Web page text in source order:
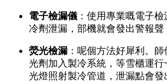
電子檢漏儀 ：使用專業嘅電子
冷劑泄漏，部機就會發出警報聲
熒光檢漏 ：呢個方法好犀利。
光劑加入製冷系統，等雪櫃運
光燈照射製冷管道，泄漏點會發